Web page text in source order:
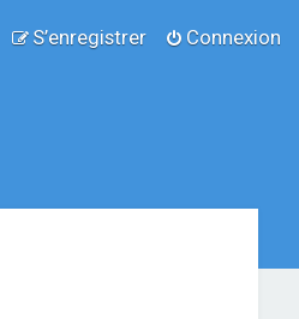
Connexion
S’enregistrer